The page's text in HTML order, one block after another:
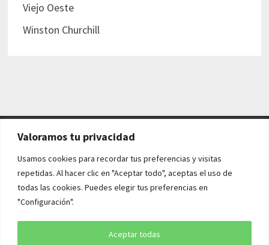
Valoramos tu privacidad
Usamos cookies para recordar tus preferencias y visitas
repetidas. Al hacer clic en "Aceptar todo", aceptas el uso de
todas las cookies. Puedes elegir tus preferencias en
"Configuración".
Aceptar todas
Viejo Oeste
Winston Churchill
AVISO LEGAL Y POLÍTICAS
Aviso legal
Política de cookies